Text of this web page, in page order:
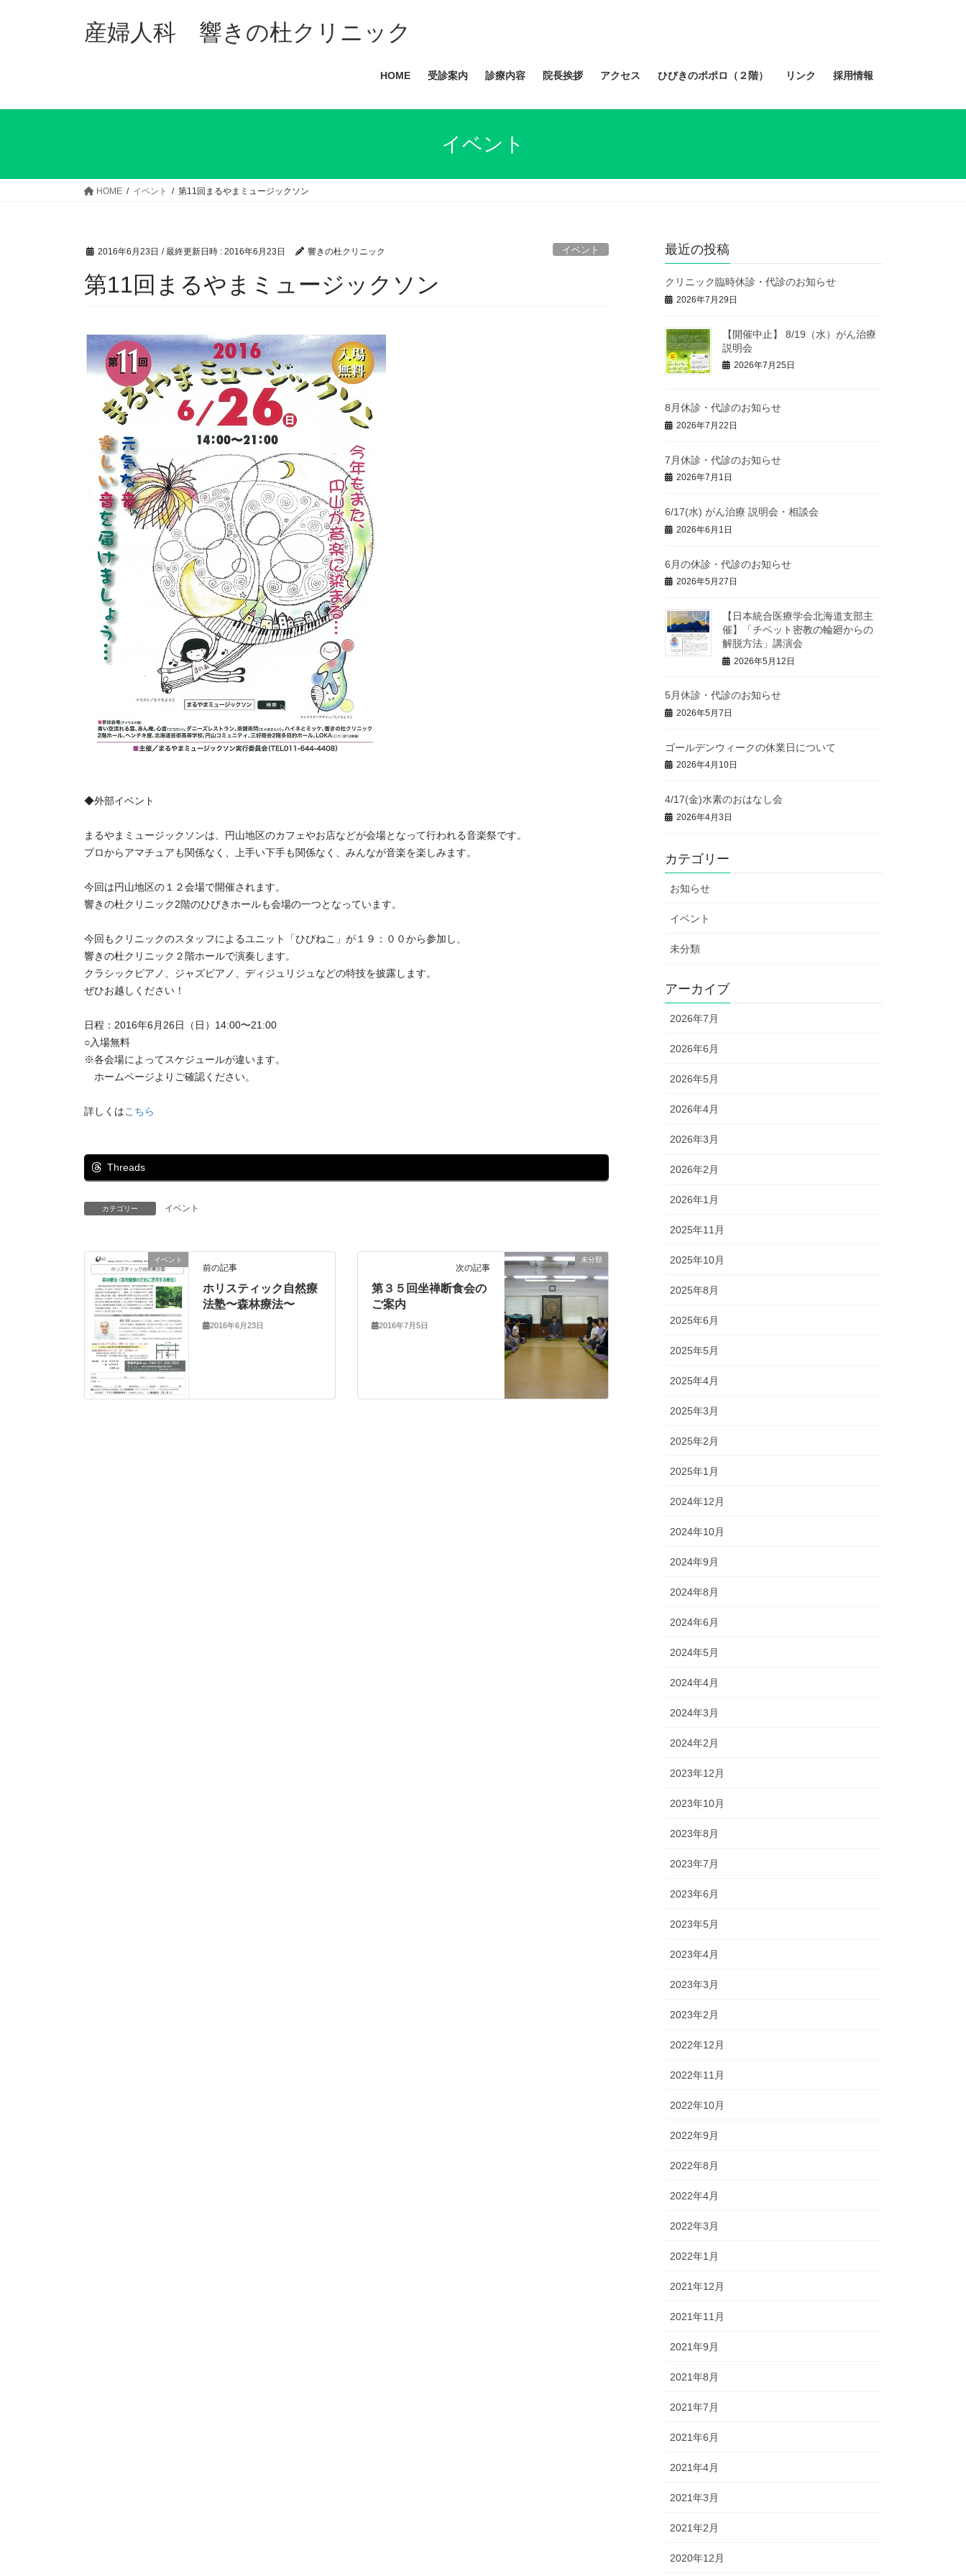
ス
ン
産婦人科 響きの杜クリニック
HOME 受診案内 診療内容 院長挨拶 アクセス ひびきのポポロ（２階） リンク 採用情報
イベント
HOME イベント 第11回まるやまミュージックソン
2016年6月23日 / 最終更新日時 : 2016年6月23日 響きの杜クリニック イベント
第11回まるやまミュージックソン
◆外部イベント
まるやまミュージックソンは、円山地区のカフェやお店などが会場となって行われる音楽祭です。
プロからアマチュアも関係なく、上手い下手も関係なく、みんなが音楽を楽しみます。
今回は円山地区の１２会場で開催されます。
響きの杜クリニック2階のひびきホールも会場の一つとなっています。
今回もクリニックのスタッフによるユニット「ひびねこ」が１９：００から参加し、
響きの杜クリニック２階ホールで演奏します。
クラシックピアノ、ジャズピアノ、ディジュリジュなどの特技を披露します。
ぜひお越しください！
日程：2016年6月26日（日） 14:00〜21:00
○入場無料
※各会場によってスケジュールが違います。
ホームページよりご確認ください。
詳しくはこちら
Threads
カテゴリー イベント
イベント
前の記事
ホリスティック自然療
法塾〜森林療法〜
2016年6月23日
未分類
次の記事
第３５回坐禅断食会の
ご案内
2016年7月5日
最近の投稿
クリニック臨時休診・代診のお知らせ
2026年7月29日
【開催中止】 8/19（水）がん治療
説明会
2026年7月25日
8月休診・代診のお知らせ
2026年7月22日
7月休診・代診のお知らせ
2026年7月1日
6/17(水) がん治療 説明会・相談会
2026年6月1日
6月の休診・代診のお知らせ
2026年5月27日
【日本統合医療学会北海道支部主
催】「チベット密教の輪廻からの
解脱方法」講演会
2026年5月12日
5月休診・代診のお知らせ
2026年5月7日
ゴールデンウィークの休業日について
2026年4月10日
4/17(金)水素のおはなし会
2026年4月3日
カテゴリー
お知らせ
イベント
未分類
アーカイブ
2026年7月
2026年6月
2026年5月
2026年4月
2026年3月
2026年2月
2026年1月
2025年11月
2025年10月
2025年8月
2025年6月
2025年5月
2025年4月
2025年3月
2025年2月
2025年1月
2024年12月
2024年10月
2024年9月
2024年8月
2024年6月
2024年5月
2024年4月
2024年3月
2024年2月
2023年12月
2023年10月
2023年8月
2023年7月
2023年6月
2023年5月
2023年4月
2023年3月
2023年2月
2022年12月
2022年11月
2022年10月
2022年9月
2022年8月
2022年4月
2022年3月
2022年1月
2021年12月
2021年11月
2021年9月
2021年8月
2021年7月
2021年6月
2021年4月
2021年3月
2021年2月
2020年12月